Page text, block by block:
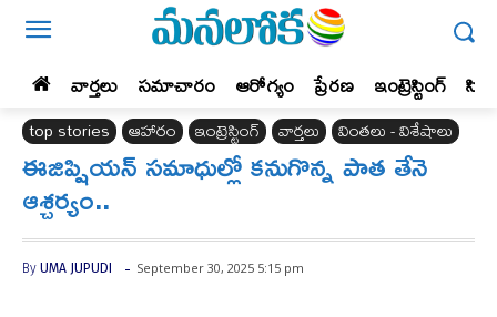
వార్తలు సమాచారం ఆరోగ్యం ప్రేర‌ణ‌ ఇంట్రెస్టింగ్‌
top stories ఆహారం ఇంట్రెస్టింగ్‌ వార్తలు వింతలు - విశేషాలు
ఈజిప్షియన్ సమాధుల్లో కనుగొన్న పాత తేనె
ఆశ్చర్యం..
By UMA JUPUDI - September 30, 2025 5:15 pm